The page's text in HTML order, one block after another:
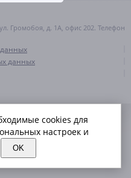
Громобоя, д. 1А, офис 202. Телефон
данных
cookies для
настроек и
OK